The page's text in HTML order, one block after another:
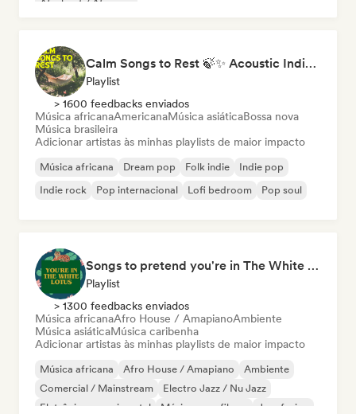
Afrobeat / Afropop
Calm Songs to Rest 🍃✨ Acoustic Indie Folk & Singer-Songwriter
Playlist
> 1600 feedbacks enviados
Música africanaAmericanaMúsica asiáticaBossa nova
Música brasileira
Adicionar artistas às minhas playlists de maior impacto
Música africana Dream pop Folk indie
Indie pop
Indie rock
Pop internacional Lofi bedroom Pop soul
Songs to pretend you're in The White Lotus
Playlist
> 1300 feedbacks enviados
Música africanaAfro House / AmapianoAmbiente
Música asiáticaMúsica caribenha
Adicionar artistas às minhas playlists de maior impacto
Música africana Afro House / Amapiano
Ambiente
Comercial / Mainstream
Electro Jazz / Nu Jazz
Eletrônica experimental
Música para filmes Jazz fusion